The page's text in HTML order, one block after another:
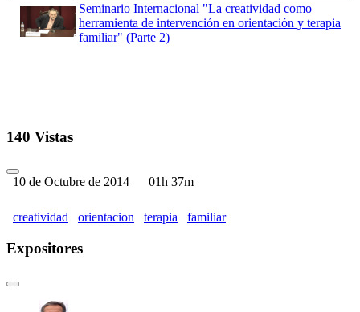
Seminario Internacional "La creatividad como
herramienta de intervención en orientación y terapia
familiar" (Parte 2)
140 Vistas
10 de Octubre de 2014 01h 37m
creatividad orientacion terapia familiar
Expositores